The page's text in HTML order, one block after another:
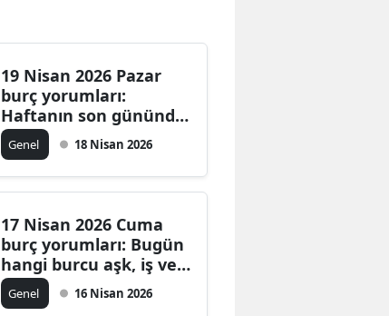
19 Nisan 2026 Pazar
burç yorumları:
Haftanın son gününde
hangi burcu ne
bekliyor?
Genel 18 Nisan 2026
17 Nisan 2026 Cuma
burç yorumları: Bugün
hangi burcu aşk, iş ve
para alanında neler
bekliyor?
Genel 16 Nisan 2026